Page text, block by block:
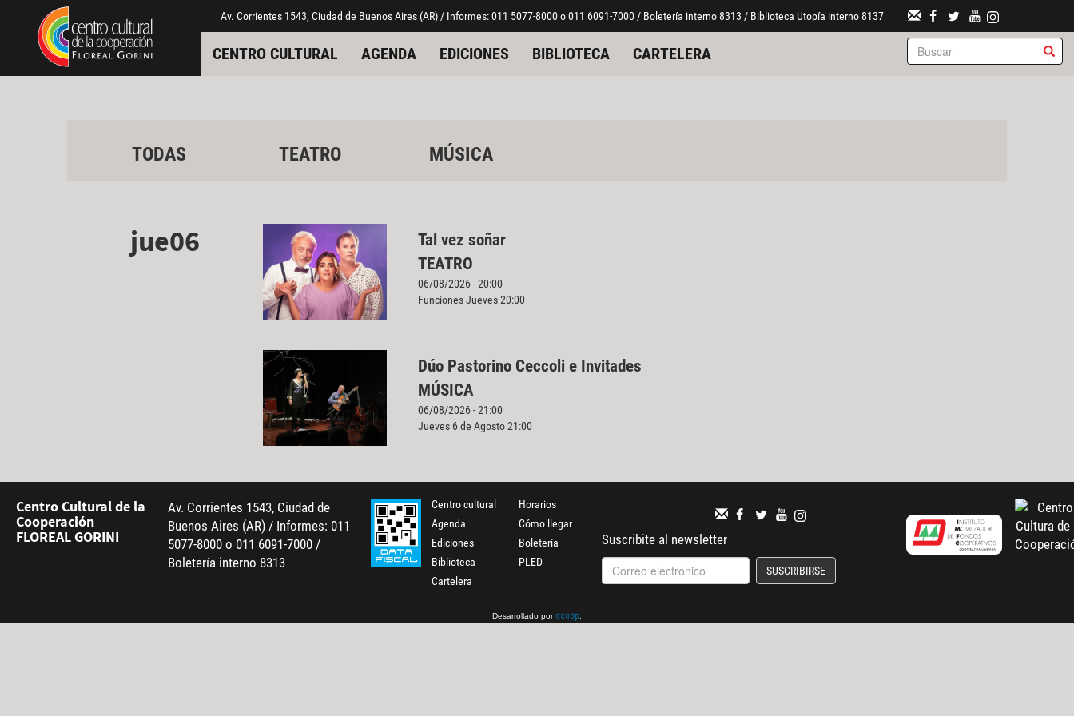
Pasar al contenido principal
Jump to main content Av. Corrientes 1543, Ciudad de Buenos Aires (AR) / Informes: 011 5077-8000 o 011 6091-7000 / Boletería interno 8313 / Biblioteca Utopía interno 8137
CENTRO CULTURAL AGENDA EDICIONES BIBLIOTECA CARTELERA
TODAS TEATRO MÚSICA
jue06
Tal vez soñar
TEATRO
06/08/2026 - 20:00
Funciones Jueves 20:00
Dúo Pastorino Ceccoli e Invitades
MÚSICA
06/08/2026 - 21:00
Jueves 6 de Agosto 21:00
Centro Cultural de la
Cooperación
FLOREAL GORINI
Av. Corrientes 1543, Ciudad de
Buenos Aires (AR) / Informes: 011
5077-8000 o 011 6091-7000 /
Boletería interno 8313
Centro cultural
Agenda
Ediciones
Biblioteca
Cartelera
Horarios
Cómo llegar
Boletería
PLED
Suscribite al newsletter
SUSCRIBIRSE
Desarrollado por gcoop